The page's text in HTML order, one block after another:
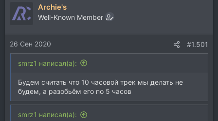
е
м
а
ч
Archie's
Well-Known Member
26 Сен 2020 #1.501
smrz1 написал(а):
Будем считать что 10 часовой трек мы делать не
будем, а разобьём его по 5 часов
smrz1 написал(а):